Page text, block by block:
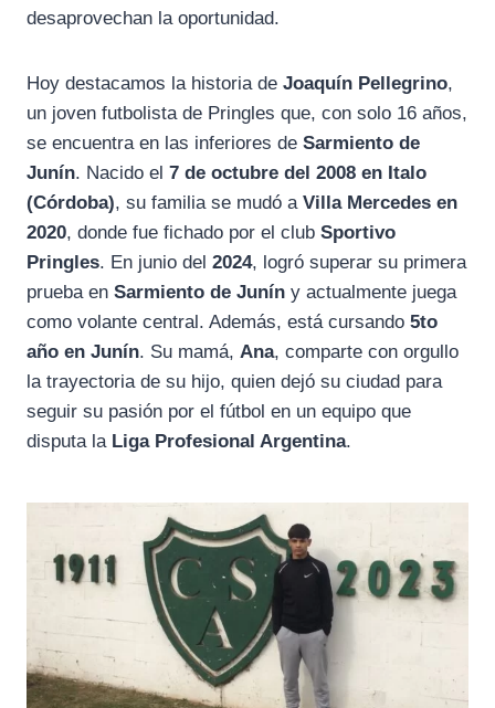
desaprovechan la oportunidad.
Hoy destacamos la historia de Joaquín Pellegrino,
un joven futbolista de Pringles que, con solo 16 años,
se encuentra en las inferiores de Sarmiento de
Junín. Nacido el 7 de octubre del 2008 en Italo
(Córdoba), su familia se mudó a Villa Mercedes en
2020, donde fue fichado por el club Sportivo
Pringles. En junio del 2024, logró superar su primera
prueba en Sarmiento de Junín y actualmente juega
como volante central. Además, está cursando 5to
año en Junín. Su mamá, Ana, comparte con orgullo
la trayectoria de su hijo, quien dejó su ciudad para
seguir su pasión por el fútbol en un equipo que
disputa la Liga Profesional Argentina.